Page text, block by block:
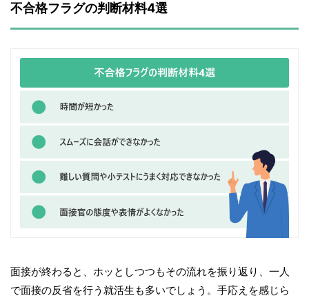
不合格フラグの判断材料4選
面接が終わると、ホッとしつつもその流れを振り返り、一人
で面接の反省を行う就活生も多いでしょう。手応えを感じら